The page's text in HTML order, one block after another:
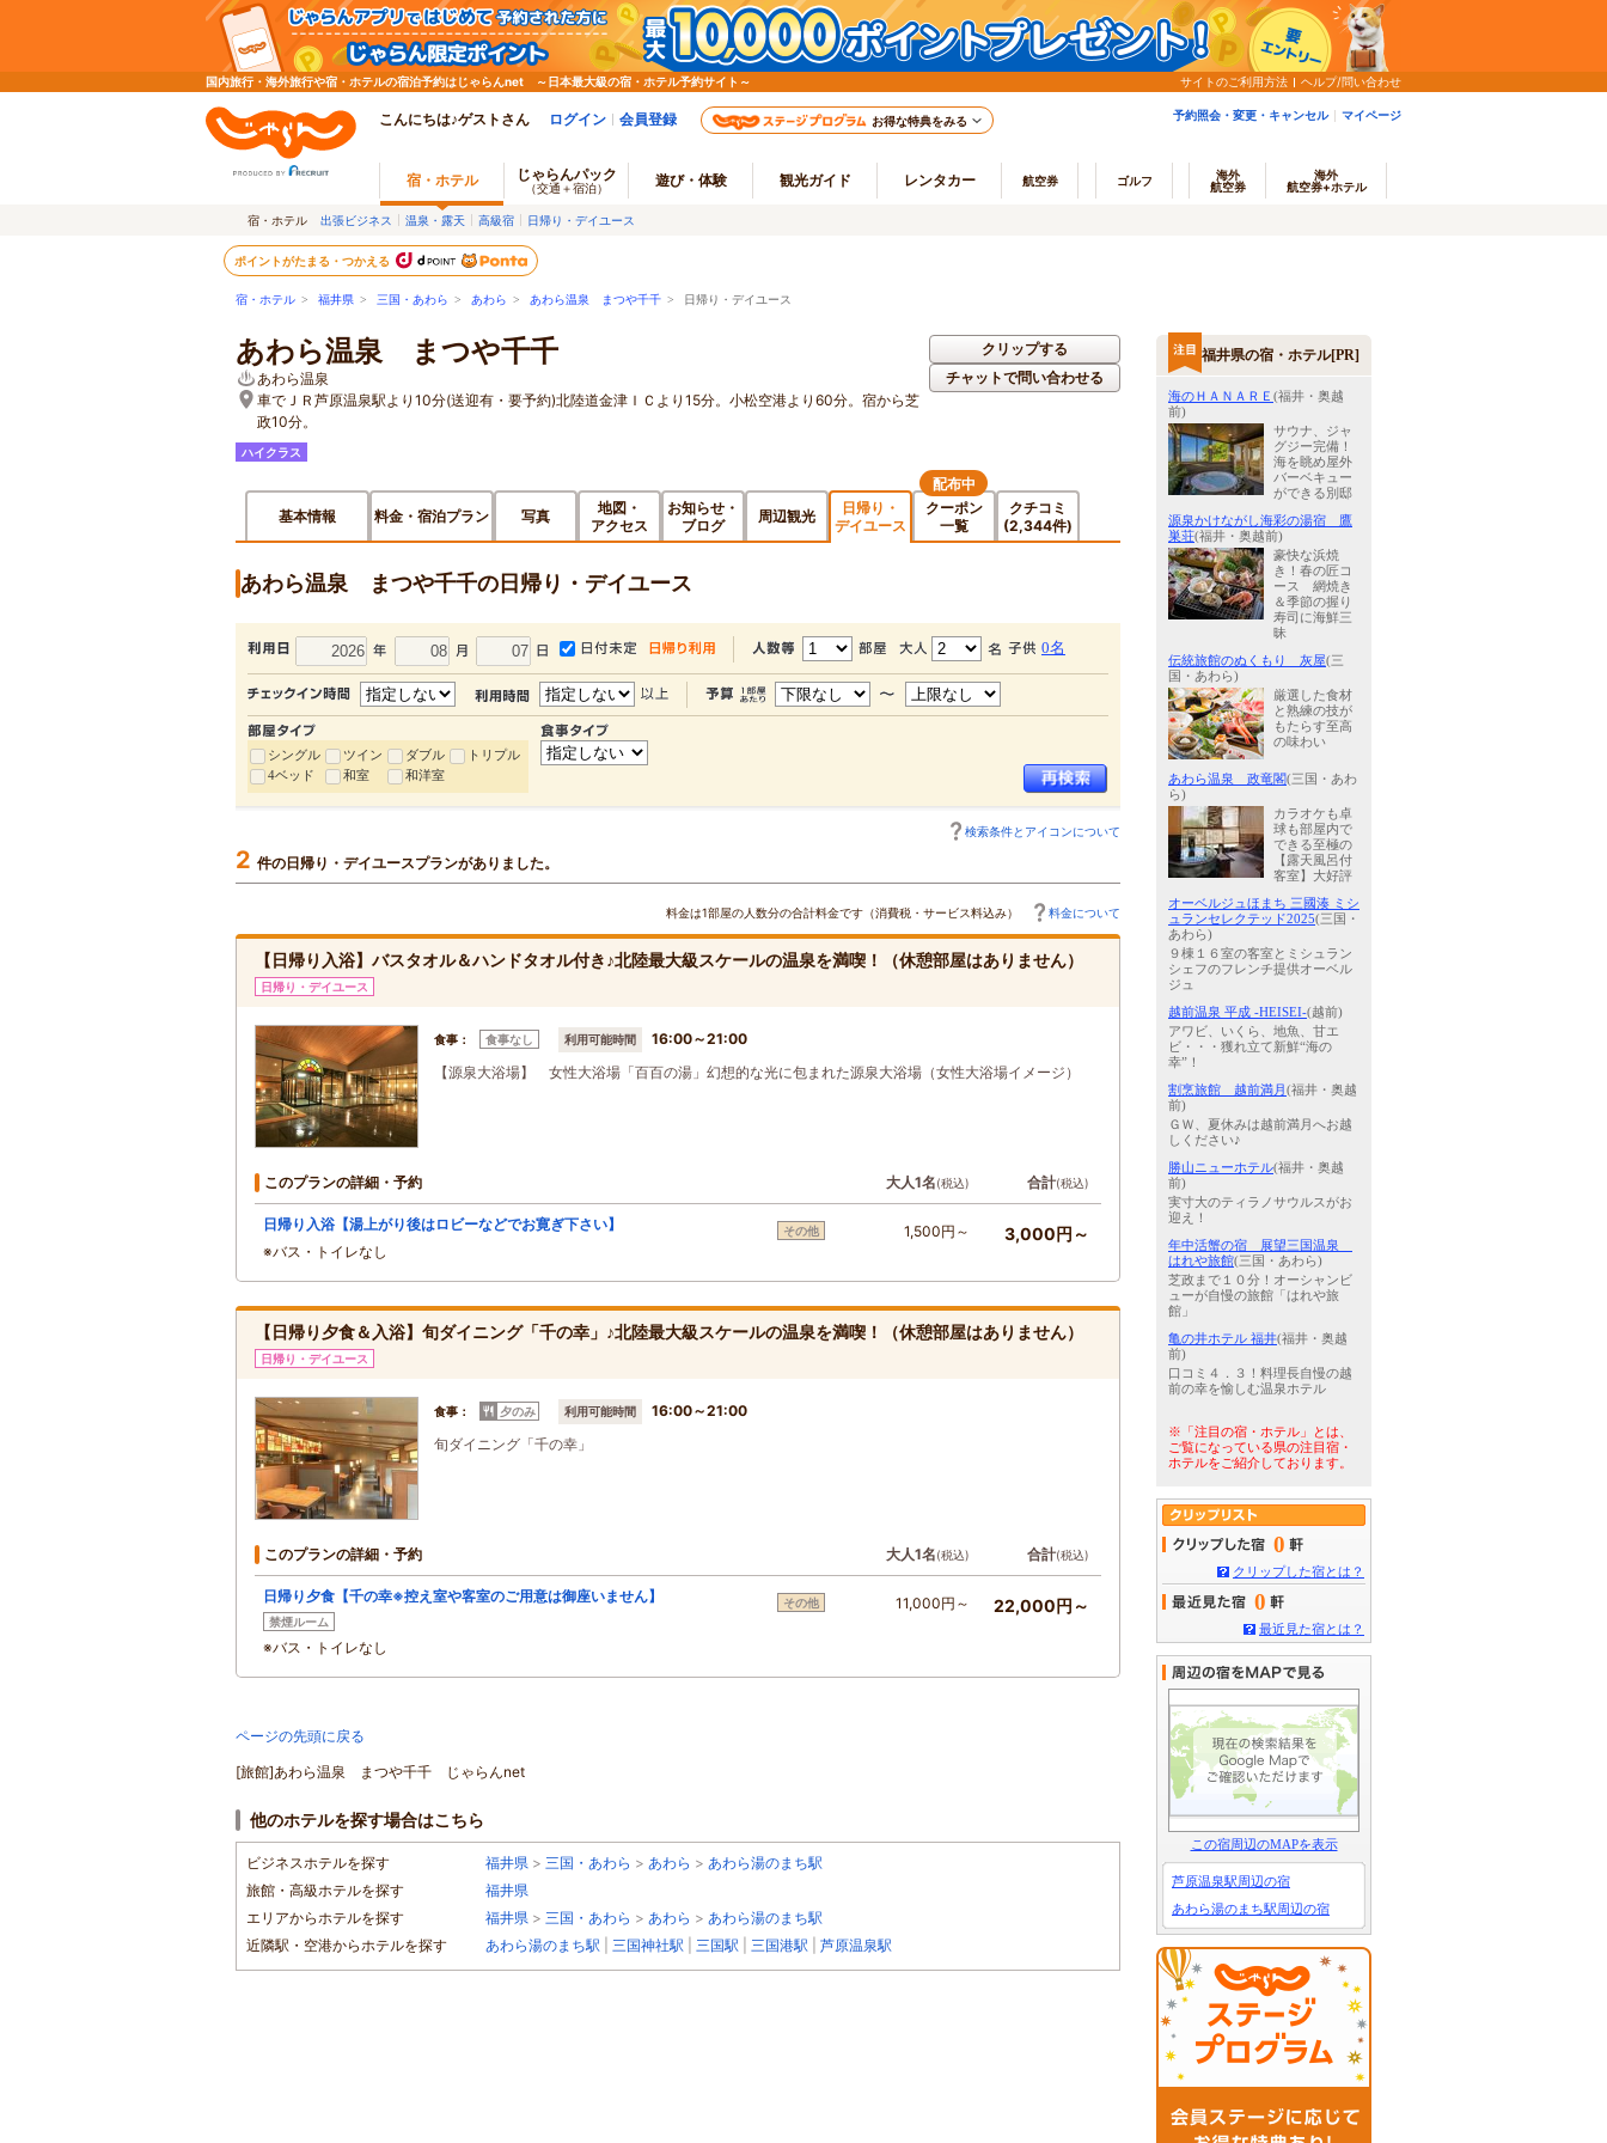
国内旅行・海外旅行や宿・ホテルの宿泊予約はじゃらんnet ～日本最大級の宿・ホテル予約サイト～ サイトのご利用方法 ヘルプ/問い合わせ
こんにちは♪ゲストさん ログイン 会員登録 お得な特典をみる 予約照会・変更・キャンセル マイページ
宿・ホテル じゃらんパック
（交通＋宿泊） 遊び・体験 観光ガイド レンタカー 航空券 ゴルフ
海外
航空券
海外
航空券+ホテル
宿・ホテル 出張ビジネス 温泉・露天 高級宿 日帰り・デイユース
ポイントがたまる・つかえる
宿・ホテル > 福井県 > 三国・あわら > あわら > あわら温泉 まつや千千 > 日帰り・デイユース
あわら温泉 まつや千千
あわら温泉
車でＪＲ芦原温泉駅より10分(送迎有・要予約)北陸道金津ＩＣより15分。小松空港より60分。宿から芝
政10分。
ハイクラス
クリップする
チャットで問い合わせる
基本情報 料金・宿泊プラン 写真
地図・
アクセス
お知らせ・
ブログ
周辺観光
日帰り・
デイユース
クーポン
一覧
配布中
クチコミ
(2,344件)
あわら温泉 まつや千千の日帰り・デイユース
0名
シングル ツイン ダブル
トリプル
4ベッド
和室 和洋室
検索条件とアイコンについて
2 件の日帰り・デイユースプランがありました。
料金は1部屋の人数分の合計料金です（消費税・サービス料込み） 料金について
【日帰り入浴】バスタオル＆ハンドタオル付き♪北陸最大級スケールの温泉を満喫！（休憩部屋はありません）
日帰り・デイユース
食事： 食事なし 利用可能時間
16:00～21:00
【源泉大浴場】 女性大浴場「百百の湯」幻想的な光に包まれた源泉大浴場（女性大浴場イメージ）
このプランの詳細・予約 大人1名(税込) 合計(税込)
日帰り入浴【湯上がり後はロビーなどでお寛ぎ下さい】
※バス・トイレなし
その他 1,500円～ 3,000円～
【日帰り夕食＆入浴】旬ダイニング「千の幸」♪北陸最大級スケールの温泉を満喫！（休憩部屋はありません）
日帰り・デイユース
食事： 夕のみ 利用可能時間
16:00～21:00
旬ダイニング「千の幸」
このプランの詳細・予約 大人1名(税込) 合計(税込)
日帰り夕食【千の幸※控え室や客室のご用意は御座いません】
禁煙ルーム
※バス・トイレなし
その他 11,000円～ 22,000円～
ページの先頭に戻る
[旅館]あわら温泉 まつや千千 じゃらんnet
他のホテルを探す場合はこちら
ビジネスホテルを探す 福井県 > 三国・あわら > あわら > あわら湯のまち駅
旅館・高級ホテルを探す
福井県
エリアからホテルを探す
福井県 > 三国・あわら > あわら > あわら湯のまち駅
近隣駅・空港からホテルを探す
あわら湯のまち駅 三国神社駅 三国駅 三国港駅 芦原温泉駅
福井県の宿・ホテル[PR]
海のＨＡＮＡＲＥ (福井・奥越
前)
サウナ、ジャ
グジー完備！
海を眺め屋外
バーベキュー
ができる別邸
源泉かけながし海彩の湯宿 鷹
巣荘(福井・奥越前)
豪快な浜焼
き！春の匠コ
ース 網焼き
＆季節の握り
寿司に海鮮三
昧
伝統旅館のぬくもり 灰屋(三
国・あわら)
厳選した食材
と熟練の技が
もたらす至高
の味わい
あわら温泉 政竜閣(三国・あわ
ら)
カラオケも卓
球も部屋内で
できる至極の
【露天風呂付
客室】大好評
オーベルジュほまち 三國湊 ミシ
ュランセレクテッド2025(三国・
あわら)
９棟１６室の客室とミシュラン
シェフのフレンチ提供オーベル
ジュ
越前温泉 平成 -HEISEI-(越前)
アワビ、いくら、地魚、甘エ
ビ・・・獲れ立て新鮮“海の
幸”！
割烹旅館 越前満月 (福井・奥越
前)
ＧＷ、夏休みは越前満月へお越
しください♪
勝山ニューホテル(福井・奥越
前)
実寸大のティラノサウルスがお
迎え！
年中活蟹の宿 展望三国温泉
はれや旅館(三国・あわら)
芝政まで１０分！オーシャンビ
ューが自慢の旅館「はれや旅
館」
亀の井ホテル 福井(福井・奥越
前)
口コミ４．３！料理長自慢の越
前の幸を愉しむ温泉ホテル
※「注目の宿・ホテル」とは、
ご覧になっている県の注目宿・
ホテルをご紹介しております。
0
クリップした宿とは？
0
最近見た宿とは？
この宿周辺のMAPを表示
芦原温泉駅周辺の宿
あわら湯のまち駅周辺の宿